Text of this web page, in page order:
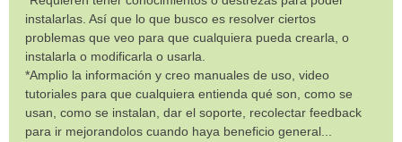
instalarlas. Así que lo que busco es resolver ciertos
problemas que veo para que cualquiera pueda crearla, o
instalarla o modificarla o usarla.
*Amplio la información y creo manuales de uso, video
tutoriales para que cualquiera entienda qué son, como se
usan, como se instalan, dar el soporte, recolectar feedback
para ir mejorandolos cuando haya beneficio general...